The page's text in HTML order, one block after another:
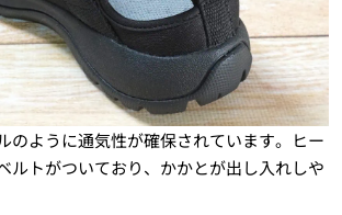
のように通気性が確保されています。ヒー
ルトがついており、かかとが出し入れしや